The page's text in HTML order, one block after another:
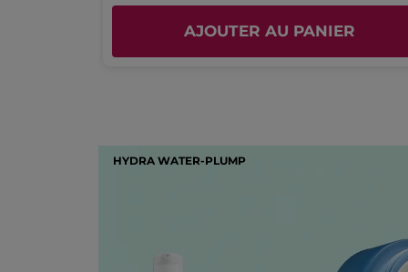
AJOUTER AU PANIER
HYDRA WATER-PLUMP